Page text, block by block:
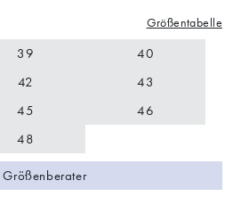
Größentabelle
39
40
42
43
45
46
48
Größenberater